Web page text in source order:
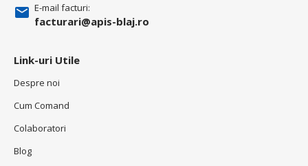
E-mail facturi:
facturari@apis-blaj.ro
Link-uri Utile
Despre noi
Cum Comand
Colaboratori
Blog